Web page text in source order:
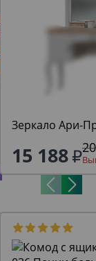
Зеркало Ари-
15 188